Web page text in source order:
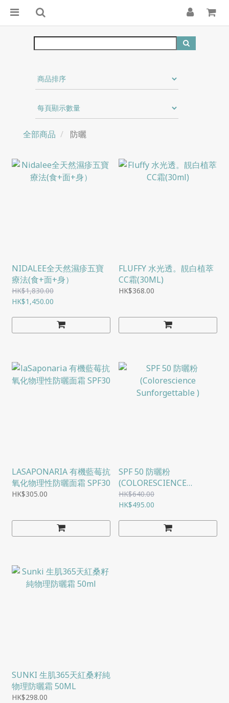
全部商品 防曬
NIDALEE全天然濕疹五寶
療法(食+面+身）
HK$1,830.00
HK$1,450.00
FLUFFY 水光透。靚白植萃
CC霜(30ML)
HK$368.00
LASAPONARIA 有機藍莓抗
氧化物理性防曬面霜 SPF30
HK$305.00
SPF 50 防曬粉
(COLORESCIENCE
SUNFORGETTABLE )
HK$640.00
HK$495.00
SUNKI 生肌365天紅桑籽純
物理防曬霜 50ML
HK$298.00